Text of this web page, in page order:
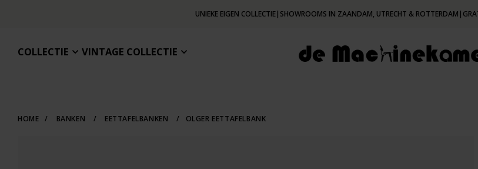
UNIEKE EIGEN COLLECTIE| SHOWROOMS IN ZAANDAM, UTRECHT & ROTTERDAM |
COLLECTIE VINTAGE COLLECTIE
HOME / BANKEN / EETTAFELBANKEN / OLGER EETTAFELBANK